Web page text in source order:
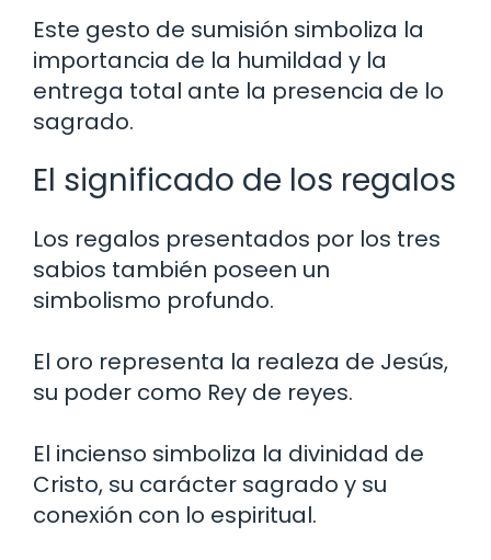
Este gesto de sumisión simboliza la
importancia de la humildad y la
entrega total ante la presencia de lo
sagrado.
El significado de los regalos
Los regalos presentados por los tres
sabios también poseen un
simbolismo profundo.
El oro representa la realeza de Jesús,
su poder como Rey de reyes.
El incienso simboliza la divinidad de
Cristo, su carácter sagrado y su
conexión con lo espiritual.